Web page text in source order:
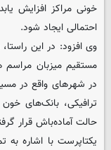
خونی مراکز افزایش
احتمالی ایجاد شود.
وی افزود: در این
مستقیم میزبان
در شهرهای واقع در
ترافیکی، بانک‌های
حالت آماده‌باش قرار
یکتاپرست با اشاره به